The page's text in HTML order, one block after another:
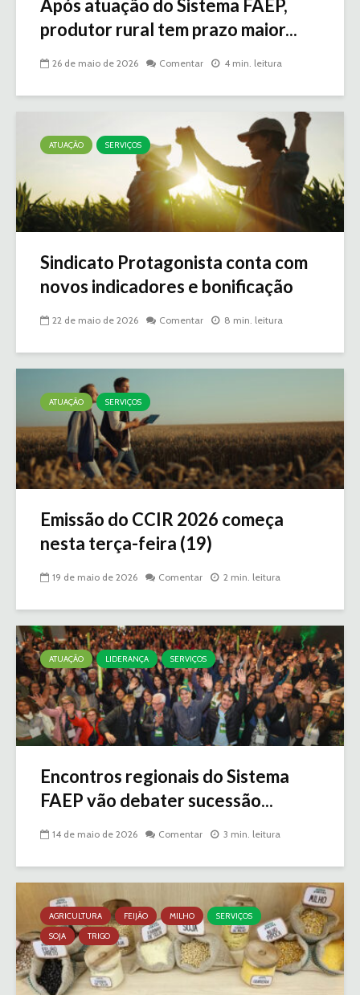
Após atuação do Sistema FAEP,
produtor rural tem prazo maior...
26 de maio de 2026 Comentar 4 min. leitura
ATUAÇÃO SERVIÇOS
Sindicato Protagonista conta com
novos indicadores e bonificação
22 de maio de 2026 Comentar 8 min. leitura
ATUAÇÃO SERVIÇOS
Emissão do CCIR 2026 começa
nesta terça-feira (19)
19 de maio de 2026 Comentar 2 min. leitura
ATUAÇÃO LIDERANÇA SERVIÇOS
Encontros regionais do Sistema
FAEP vão debater sucessão...
14 de maio de 2026 Comentar 3 min. leitura
AGRICULTURA FEIJÃO MILHO
SERVIÇOS
SOJA
TRIGO